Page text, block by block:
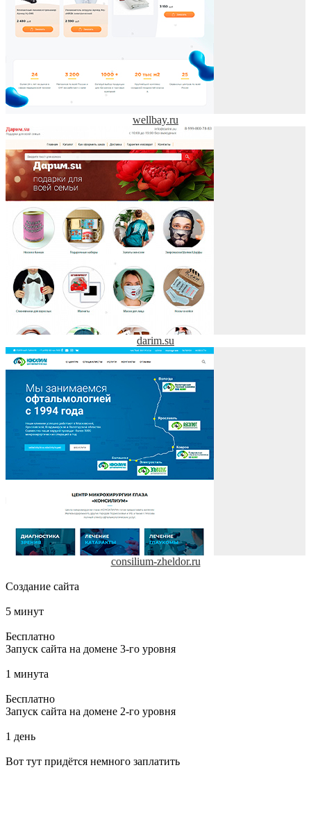
wellbay.ru
darim.su
consilium-zheldor.ru
Создание сайта
5 минут
Бесплатно
Запуск сайта на домене 3-го уровня
1 минута
Бесплатно
Запуск сайта на домене 2-го уровня
1 день
Вот тут придётся немного заплатить